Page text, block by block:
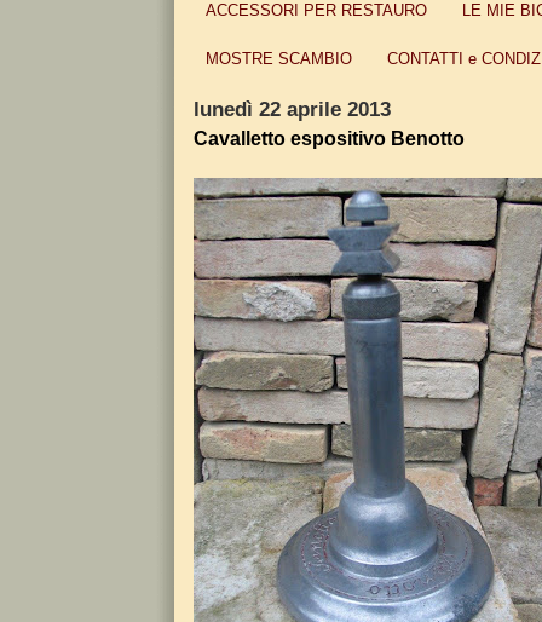
ACCESSORI PER RESTAURO LE MIE
MOSTRE SCAMBIO CONTATTI e
lunedì 22 aprile 2013
Cavalletto espositivo Benotto